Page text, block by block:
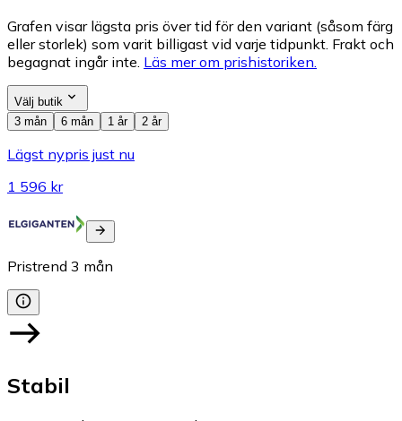
Grafen visar lägsta pris över tid för den variant (såsom färg
eller storlek) som varit billigast vid varje tidpunkt. Frakt och
begagnat ingår inte. Läs mer om prishistoriken.
Välj butik
3 mån
6 mån 1 år 2 år
Lägst nypris just nu
1 596 kr
Pristrend 3 mån
Stabil